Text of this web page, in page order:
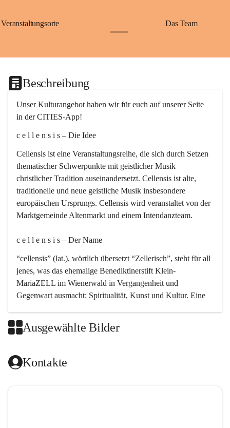
Veranstaltungsorte Das Team
Beschreibung
Unser Kulturangebot haben wir für euch auf unserer Seite
in der CITIES-App!
c e l l e n s i s – Die Idee
Cellensis ist eine Veranstaltungsreihe, die sich durch Setzen
thematischer Schwerpunkte mit geistlicher Musik
christlicher Tradition auseinandersetzt. Cellensis ist alte,
traditionelle und neue geistliche Musik insbesondere
europäischen Ursprungs. Cellensis wird veranstaltet von der
Marktgemeinde Altenmarkt und einem Intendanzteam.
c e l l e n s i s – Der Name
“cellensis” (lat.), wörtlich übersetzt “Zellerisch”, steht für all
jenes, was das ehemalige Benediktinerstift Klein-
MariaZELL im Wienerwald in Vergangenheit und
Gegenwart ausmacht: Spiritualität, Kunst und Kultur. Eine
Kirchenmusik, dem kunstvollen Lob Gottes.
Das kirchenmusikalische Festival Cellensis wird seit dem
Ausgewählte Bilder
Kontakte